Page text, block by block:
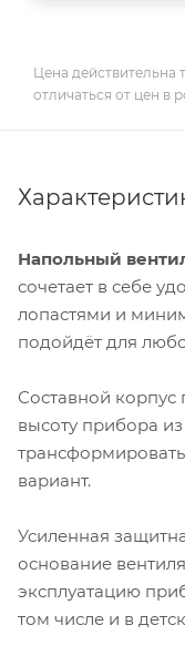
Цена действительна
отличаться от цен в
Напольный
сочетает в себе
лопастями и
подойдёт для
Составной корпус
высоту прибора
вариант.
Усиленная
основание
эксплуатацию
том числе и в